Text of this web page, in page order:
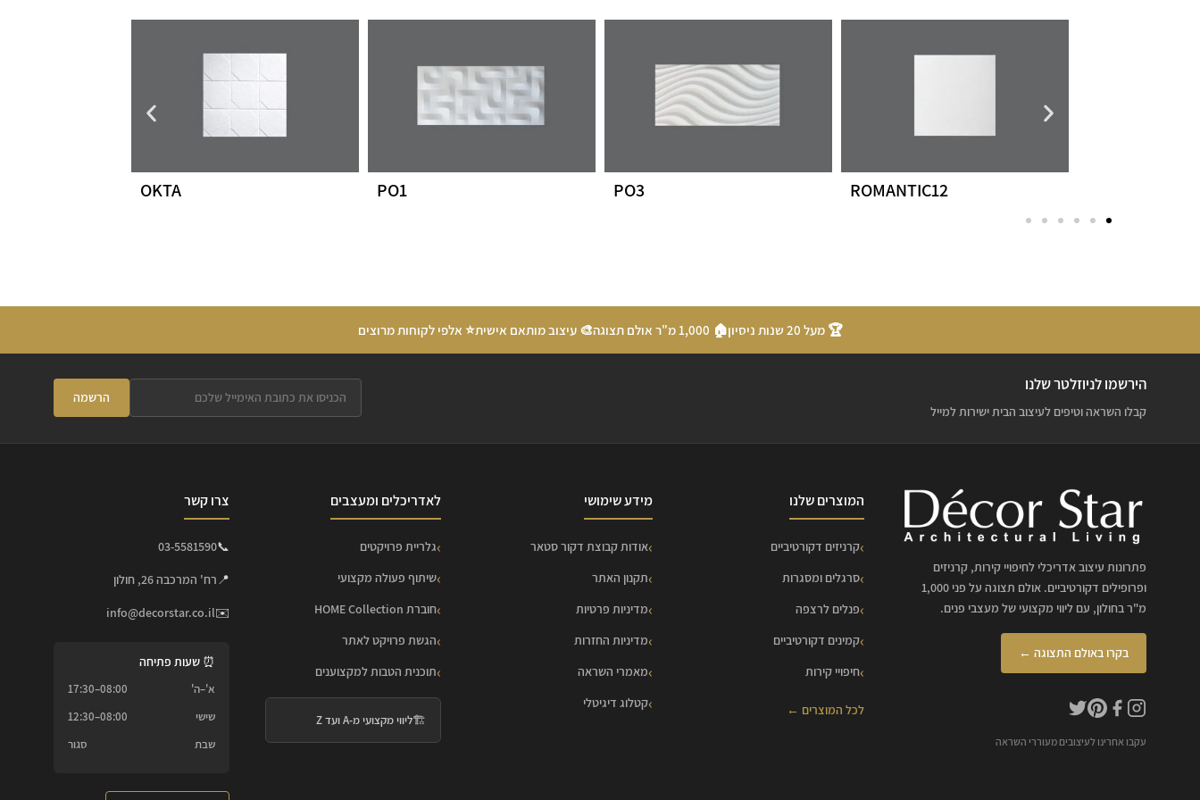
ROMANTIC12
PO3
PO1
OKTA
🏆 מעל 20 שנות ניסיון 🏠 1,000 מ"ר אולם תצוגה 🎨 עיצוב מותאם אישית⭐ אלפי לקוחות מרוצים
הירשמו לניוזלטר שלנו
קבלו השראה וטיפים לעיצוב הבית ישירות למייל
הרשמה
פתרונות עיצוב אדריכלי לחיפויי קירות, קרניזים
ופרופילים דקורטיביים. אולם תצוגה על פני 1,000
מ"ר בחולון, עם ליווי מקצועי של מעצבי פנים.
בקרו באולם התצוגה ←
עקבו אחרינו לעיצובים מעוררי השראה
המוצרים שלנו
קרניזים דקורטיביים
סרגלים ומסגרות
פנלים לרצפה
קמינים דקורטיביים
חיפויי קירות
לכל המוצרים ←
מידע שימושי
אודות קבוצת דקור סטאר
תקנון האתר
מדיניות פרטיות
מדיניות החזרות
מאמרי השראה
קטלוג דיגיטלי
לאדריכלים ומעצבים
גלריית פרויקטים
שיתוף פעולה מקצועי
חוברת HOME Collection
הגשת פרויקט לאתר
תוכנית הטבות למקצוענים
🏗️ליווי מקצועי מ-A ועד Z
צרו קשר
📞
03-5581590
📍רח' המרכבה 26, חולון
✉️
info@decorstar.co.il
⏰ שעות פתיחה
א'–ה'
08:00–17:30
שישי
08:00–12:30
שבת
סגור